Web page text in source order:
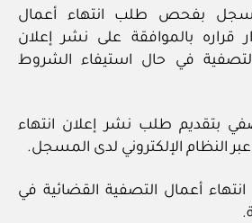
بفحص طلب انتهاء أعمال
قراره بالموافقة على نشر إعلان
التصفية في حال استيفاء الشروط
بتقديم طلب نشر إعلان انتهاء
النظام الإلكتروني لدى المسجل.
انتهاء أعمال التصفية القضائية في